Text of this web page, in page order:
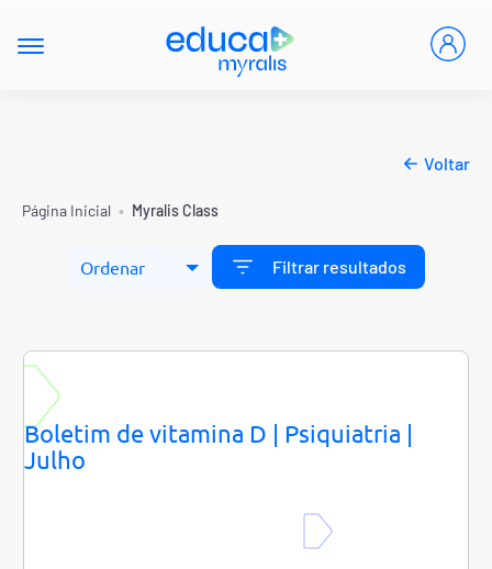
Voltar
Página Inicial • Myralis Class
Filtrar resultados
Boletim de vitamina D | Psiquiatria |
Julho